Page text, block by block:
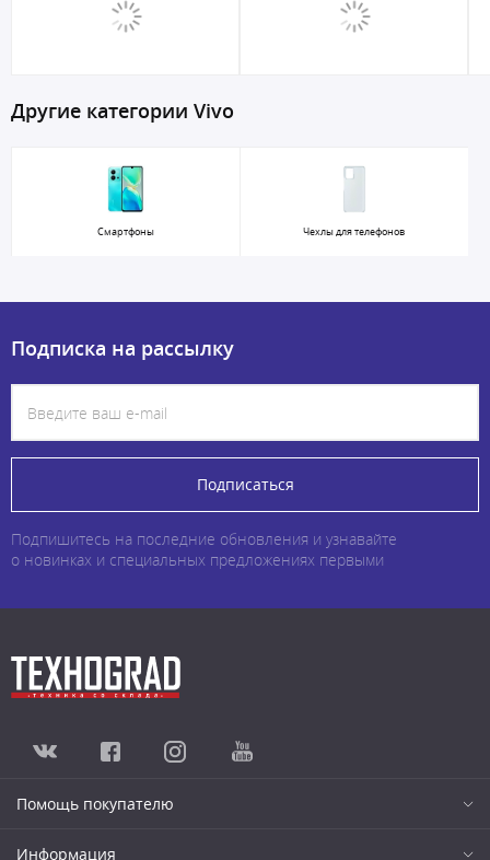
Другие категории Vivo
Смартфоны Чехлы для телефонов
Подписка на рассылку
Подписаться
Подпишитесь на последние обновления и узнавайте
о новинках и специальных предложениях первыми
Помощь покупателю
Информация